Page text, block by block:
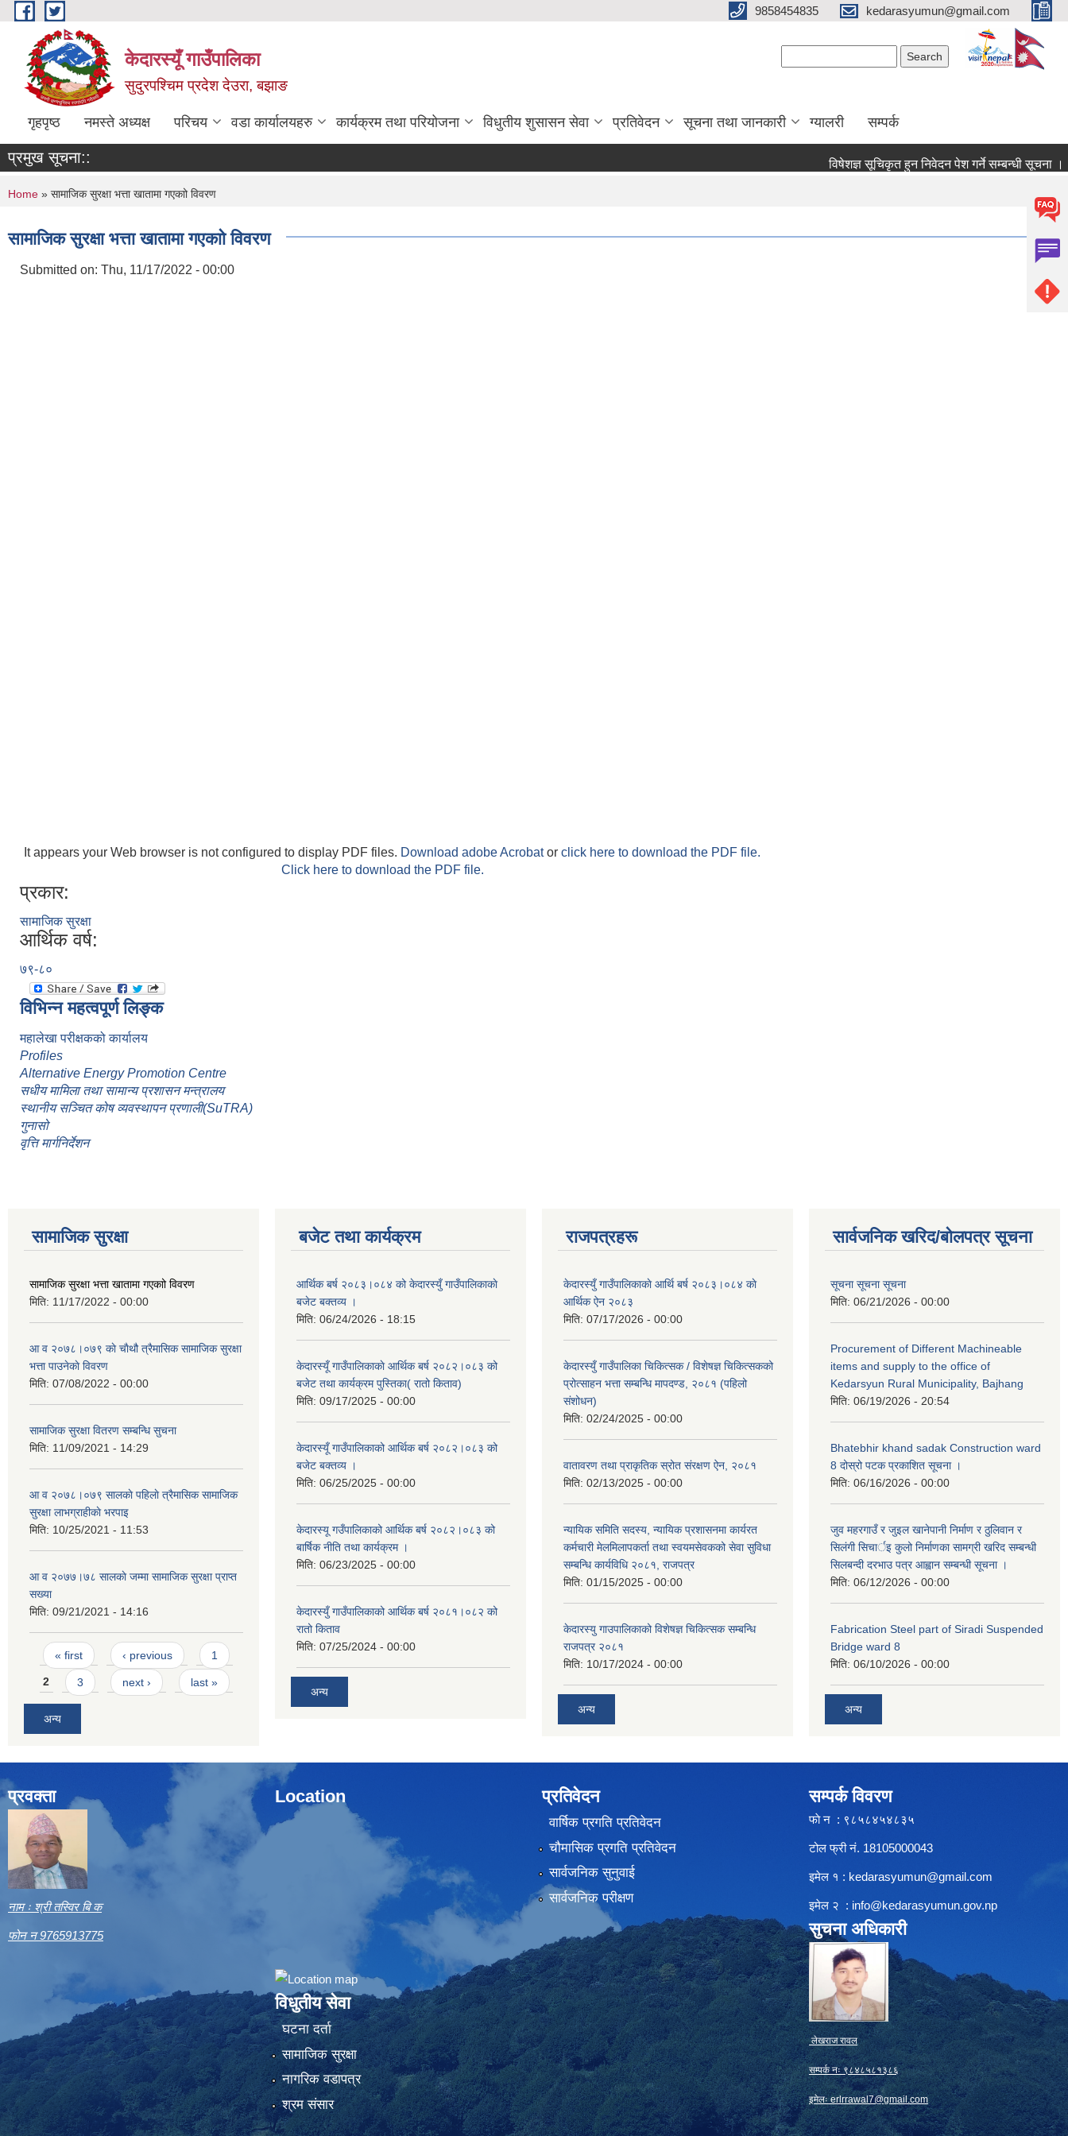
Skip to main content 9858454835 kedarasyumun@gmail.com
केदारस्यूँ गाउँपालिका
सुदुरपश्चिम प्रदेश देउरा, बझाङ
गृहपृष्ठ नमस्ते अध्यक्ष परिचय वडा कार्यालयहरु कार्यक्रम तथा परियोजना विधुतीय शुसासन सेवा प्रतिवेदन सूचना तथा जानकारी ग्यालरी सम्पर्क
प्रमुख सूचना:: विषेशज्ञ सूचिकृत हुन निवेदन पेश गर्ने सम्बन्धी सूचना ।
You are here
Home » सामाजिक सुरक्षा भत्ता खातामा गएकाो विवरण
सामाजिक सुरक्षा भत्ता खातामा गएकाो विवरण
Submitted on: Thu, 11/17/2022 - 00:00
It appears your Web browser is not configured to display PDF files. Download adobe Acrobator click here to download the PDF file.
Click here to download the PDF file.
प्रकार:
सामाजिक सुरक्षा
आर्थिक वर्ष:
७९-८०
विभिन्न महत्वपूर्ण लिङ्क
महालेखा परीक्षकको कार्यालय
Profiles
Alternative Energy Promotion Centre
सधीय मामिला तथा सामान्य प्रशासन मन्त्रालय
स्थानीय सञ्चित कोष व्यवस्थापन प्रणाली(SuTRA)
गुनासो
वृत्ति मार्गनिर्देशन
सामाजिक सुरक्षा
सामाजिक सुरक्षा भत्ता खातामा गएकाो विवरण
मिति: 11/17/2022 - 00:00
आ व २०७८।०७९ काे चाैथौ त्रैमासिक सामाजिक सुरक्षा
भत्ता पाउनेकाे विवरण
मिति: 07/08/2022 - 00:00
सामाजिक सुरक्षा वितरण सम्बन्धि सुचना
मिति: 11/09/2021 - 14:29
आ व २०७८।०७९ सालकाे पहिलाे त्रैमासिक सामाजिक
सुरक्षा लाभग्राहीकाे भरपाइ
मिति: 10/25/2021 - 11:53
आ व २०७७।७८ सालकाे जम्मा सामाजिक सुरक्षा प्राप्त
सख्या
मिति: 09/21/2021 - 14:16
Pages
« first ‹ previous 1
2 3 next › last »
अन्य
बजेट तथा कार्यक्रम
आर्थिक बर्ष २०८३।०८४ को केदारस्युँ गाउँपालिकाकाे
बजेट बक्तव्य ।
मिति: 06/24/2026 - 18:15
केदारस्यूँ गाउँपालिकाकाे आर्थिक बर्ष २०८२।०८३ को
बजेट तथा कार्यक्रम पुस्तिका( रातो किताव)
मिति: 09/17/2025 - 00:00
केदारस्यूँ गाउँपालिकाको आर्थिक बर्ष २०८२।०८३ को
बजेट बक्तव्य ।
मिति: 06/25/2025 - 00:00
केदारस्यू गउँपालिकाको आर्थिक बर्ष २०८२।०८३ को
बार्षिक नीति तथा कार्यक्रम ।
मिति: 06/23/2025 - 00:00
केदारस्युँ गाउँपालिकाको आर्थिक बर्ष २०८१।०८२ को
रातो किताव
मिति: 07/25/2024 - 00:00
अन्य
राजपत्रहरू
केदारस्युँ गाउँपालिकाकाे आर्थि बर्ष २०८३।०८४ काे
आर्थिक ऐन २०८३
मिति: 07/17/2026 - 00:00
केदारस्युँ गाउँपालिका चिकित्सक / विशेषज्ञ चिकित्सकको
प्रोत्साहन भत्ता सम्बन्धि मापदण्ड, २०८१ (पहिलो
संशोधन)
मिति: 02/24/2025 - 00:00
वातावरण तथा प्राकृतिक स्रोत संरक्षण ऐन, २०८१
मिति: 02/13/2025 - 00:00
न्यायिक समिति सदस्य, न्यायिक प्रशासनमा कार्यरत
कर्मचारी मेलमिलापकर्ता तथा स्वयमसेवकको सेवा सुविधा
सम्बन्धि कार्यविधि २०८१, राजपत्र
मिति: 01/15/2025 - 00:00
केदारस्यु गाउपालिकाको विशेषज्ञ चिकित्सक सम्बन्धि
राजपत्र २०८१
मिति: 10/17/2024 - 00:00
अन्य
सार्वजनिक खरिद/बोलपत्र सूचना
सूचना सूचना सूचना
मिति: 06/21/2026 - 00:00
Procurement of Different Machineable
items and supply to the office of
Kedarsyun Rural Municipality, Bajhang
मिति: 06/19/2026 - 20:54
Bhatebhir khand sadak Construction ward
8 दोस्रो पटक प्रकाशित सूचना ।
मिति: 06/16/2026 - 00:00
जुव महरगाउँ र जुइल खानेपानी निर्माण र ठुलिवान र
सिलंगी सिचार्इ कुलो निर्माणका सामग्री खरिद सम्बन्धी
सिलबन्दी दरभाउ पत्र आह्वान सम्बन्धी सूचना ।
मिति: 06/12/2026 - 00:00
Fabrication Steel part of Siradi Suspended
Bridge ward 8
मिति: 06/10/2026 - 00:00
अन्य
प्रवक्ता
नाम ः श्री तस्विर बि क
फोन न 9765913775
Location
Embed Google Map
विधुतीय सेवा
घटना दर्ता
सामाजिक सुरक्षा
नागरिक वडापत्र
श्रम संसार
प्रतिवेदन
वार्षिक प्रगति प्रतिवेदन
चौमासिक प्रगति प्रतिवेदन
सार्वजनिक सुनुवाई
सार्वजनिक परीक्षण
सम्पर्क विवरण
फाे न : ९८५८४५४८३५
टोल फ्री नं. 18105000043
इमेल १ : kedarasyumun@gmail.com
इमेल २ : info@kedarasyumun.gov.np
सुचना अधिकारी
लेखराज रावल
सम्पर्क नः ९८४८५८१३८६
इमेलःerlrrawal7@gmail.com